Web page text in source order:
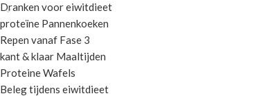
Dranken voor eiwitdieet
proteïne Pannenkoeken
Repen vanaf Fase 3
kant & klaar Maaltijden
Proteine Wafels
Beleg tijdens eiwitdieet